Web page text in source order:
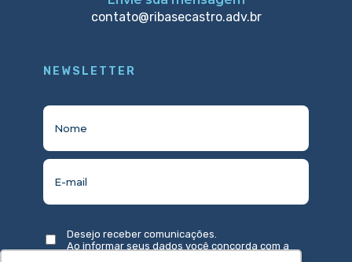
contato@ribasecastro.adv.br
NEWSLETTER
Desejo receber comunicações.
Ao informar seus dados você concorda com a